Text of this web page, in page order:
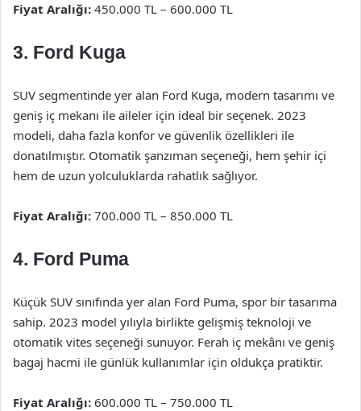
Fiyat Aralığı: 450.000 TL – 600.000 TL
3. Ford Kuga
SUV segmentinde yer alan Ford Kuga, modern tasarımı ve
geniş iç mekanı ile aileler için ideal bir seçenek. 2023
modeli, daha fazla konfor ve güvenlik özellikleri ile
donatılmıştır. Otomatik şanzıman seçeneği, hem şehir içi
hem de uzun yolculuklarda rahatlık sağlıyor.
Fiyat Aralığı: 700.000 TL – 850.000 TL
4. Ford Puma
Küçük SUV sınıfında yer alan Ford Puma, spor bir tasarıma
sahip. 2023 model yılıyla birlikte gelişmiş teknoloji ve
otomatik vites seçeneği sunuyor. Ferah iç mekânı ve geniş
bagaj hacmi ile günlük kullanımlar için oldukça pratiktir.
Fiyat Aralığı: 600.000 TL – 750.000 TL